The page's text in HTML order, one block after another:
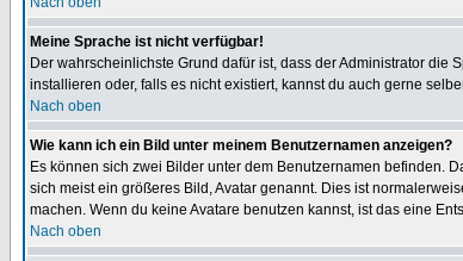
Meine Sprache ist nicht verfügbar!
Der wahrscheinlichste Grund dafür ist, dass der Administrator
installieren oder, falls es nicht existiert, kannst du auch gerne
Nach oben
Wie kann ich ein Bild unter meinem Benutzernamen anzeigen?
Es können sich zwei Bilder unter dem Benutzernamen befinden.
sich meist ein größeres Bild, Avatar genannt. Dies ist
machen. Wenn du keine Avatare benutzen kannst, ist das eine
Nach oben